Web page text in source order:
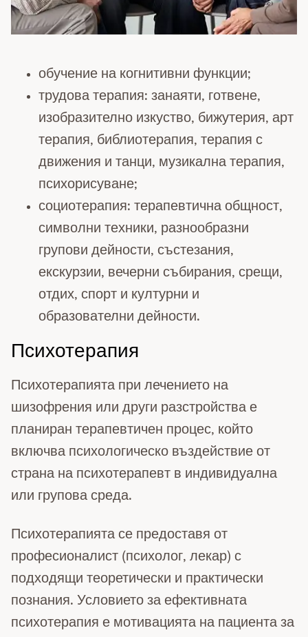
обучение на когнитивни функции;
трудова терапия: занаяти, готвене,
изобразително изкуство, бижутерия, арт
терапия, библиотерапия, терапия с
движения и танци, музикална терапия,
психорисуване;
социотерапия: терапевтична общност,
символни техники, разнообразни
групови дейности, състезания,
екскурзии, вечерни събирания, срещи,
отдих, спорт и културни и
образователни дейности.
Психотерапия
Психотерапията при лечението на
шизофрения или други разстройства е
планиран терапевтичен процес, който
включва психологическо въздействие от
страна на психотерапевт в индивидуална
или групова среда.
Психотерапията се предоставя от
професионалист (психолог, лекар) с
подходящи теоретически и практически
познания. Условието за ефективната
психотерапия е мотивацията на пациента за